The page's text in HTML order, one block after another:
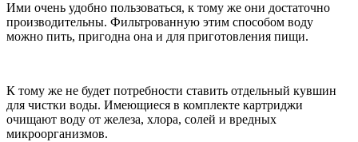
Ими очень удобно пользоваться, к тому же они достаточно
производительны. Фильтрованную этим способом воду
можно пить, пригодна она и для приготовления пищи.
К тому же не будет потребности ставить отдельный кувшин
для чистки воды. Имеющиеся в комплекте картриджи
очищают воду от железа, хлора, солей и вредных
микроорганизмов.